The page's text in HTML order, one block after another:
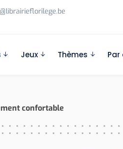
Jeux Thèmes Par
confortable